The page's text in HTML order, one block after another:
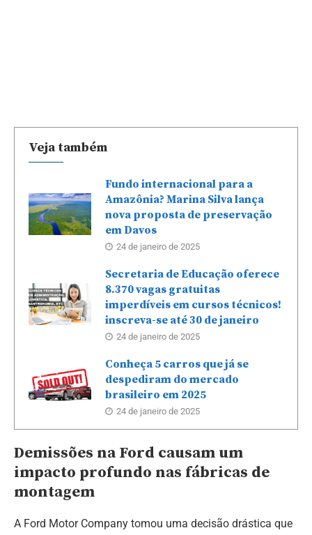
Veja também
Fundo internacional para a
Amazônia? Marina Silva lança
nova proposta de preservação
em Davos
24 de janeiro de 2025
Secretaria de Educação oferece
8.370 vagas gratuitas
imperdíveis em cursos técnicos!
inscreva-se até 30 de janeiro
24 de janeiro de 2025
Conheça 5 carros que já se
despediram do mercado
brasileiro em 2025
24 de janeiro de 2025
Demissões na Ford causam um
impacto profundo nas fábricas de
montagem
A Ford Motor Company tomou uma decisão drástica que